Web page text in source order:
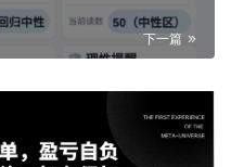
下一篇